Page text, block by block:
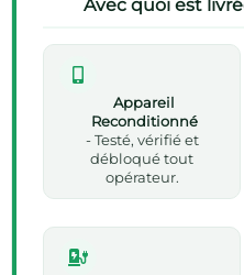
Avec quoi est
Appareil
Reconditionné
- Testé, vérifié et
débloqué tout
opérateur.